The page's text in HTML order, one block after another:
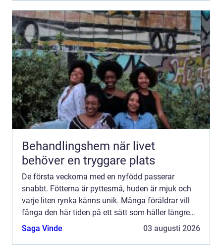
Behandlingshem när livet
behöver en tryggare plats
De första veckorna med en nyfödd passerar
snabbt. Fötterna är pyttesmå, huden är mjuk och
varje liten rynka känns unik. Många föräldrar vill
fånga den här tiden på ett sätt som håller längre
än mobilbilder. Ett fotavtryck bebis blir då mer än
Saga Vinde 03 augusti 2026